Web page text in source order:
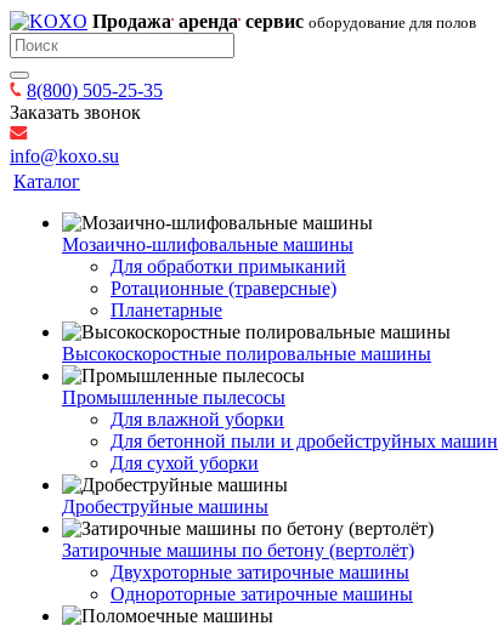
Продажа аренда сервис оборудование для полов
8(800) 505-25-35
Заказать звонок
info@koxo.su
Каталог
Мозаично-шлифовальные машины
Для обработки примыканий
Ротационные (траверсные)
Планетарные
Высокоскоростные полировальные машины
Промышленные пылесосы
Для влажной уборки
Для бетонной пыли и дробейструйных машин
Для сухой уборки
Дробеструйные машины
Затирочные машины по бетону (вертолёт)
Двухроторные затирочные машины
Однороторные затирочные машины